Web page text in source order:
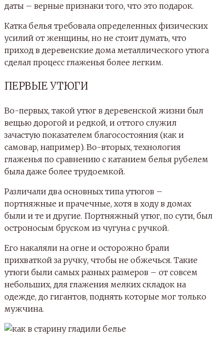
даты – верные признаки того, что это подарок.
Катка белья требовала определенных физических
усилий от женщины, но не стоит думать, что
приход в деревенские дома металлического утюга
сделал процесс глаженья более легким.
ПЕРВЫЕ УТЮГИ
Во-первых, такой утюг в деревенской жизни был
вещью дорогой и редкой, и оттого служил
зачастую показателем благосостояния (как и
самовар, например). Во-вторых, технология
глаженья по сравнению с катанием белья рубелем
была даже более трудоемкой.
Различали два основных типа утюгов –
портняжные и прачечные, хотя в ходу в домах
были и те и другие. Портняжный утюг, по сути, был
остроносым бруском из чугуна с ручкой.
Его накаляли на огне и осторожно брали
прихваткой за ручку, чтобы не обжечься. Такие
утюги были самых разных размеров – от совсем
небольших, для глажения мелких складок на
одежде, до гигантов, поднять которые мог только
мужчина.